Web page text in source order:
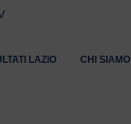
LAZIO CHI SIAMO